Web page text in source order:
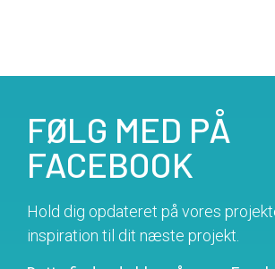
FØLG MED PÅ
FACEBOOK
Hold dig opdateret på vores
inspiration til dit næste projekt.